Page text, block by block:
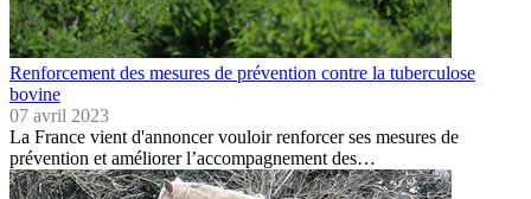
Renforcement des mesures de prévention contre la tuberculose
bovine
07 avril 2023
La France vient d'annoncer vouloir renforcer ses mesures de
prévention et améliorer l’accompagnement des…